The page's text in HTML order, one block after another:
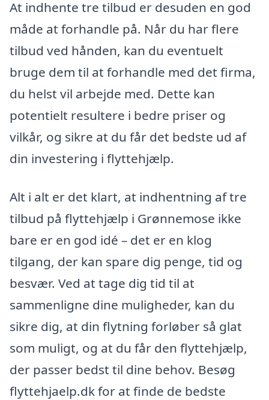
At indhente tre tilbud er desuden en god
måde at forhandle på. Når du har flere
tilbud ved hånden, kan du eventuelt
bruge dem til at forhandle med det firma,
du helst vil arbejde med. Dette kan
potentielt resultere i bedre priser og
vilkår, og sikre at du får det bedste ud af
din investering i flyttehjælp.
Alt i alt er det klart, at indhentning af tre
tilbud på flyttehjælp i Grønnemose ikke
bare er en god idé – det er en klog
tilgang, der kan spare dig penge, tid og
besvær. Ved at tage dig tid til at
sammenligne dine muligheder, kan du
sikre dig, at din flytning forløber så glat
som muligt, og at du får den flyttehjælp,
der passer bedst til dine behov. Besøg
flyttehjaelp.dk for at finde de bedste